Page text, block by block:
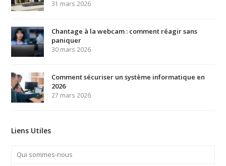
31 mars 2026
Chantage à la webcam : comment réagir sans
paniquer
30 mars 2026
Comment sécuriser un système informatique en
2026
27 mars 2026
Liens Utiles
Qui sommes-nous